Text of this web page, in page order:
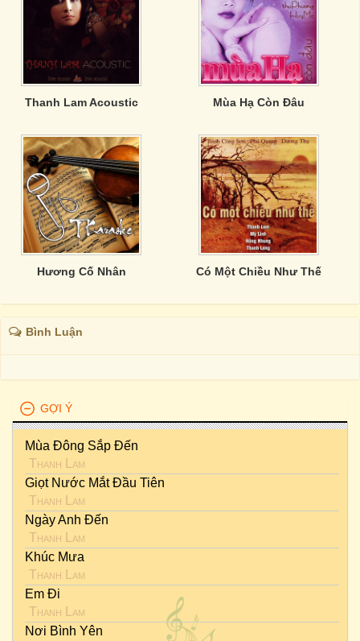
Thanh Lam Acoustic Mùa Hạ Còn Đâu
Hương Cố Nhân Có Một Chiều Như Thế
Bình Luận
GỢI Ý
Mùa Đông Sắp Đến
Thanh Lam
Giọt Nước Mắt Đầu Tiên
Thanh Lam
Ngày Anh Đến
Thanh Lam
Khúc Mưa
Thanh Lam
Em Đi
Thanh Lam
Nơi Bình Yên